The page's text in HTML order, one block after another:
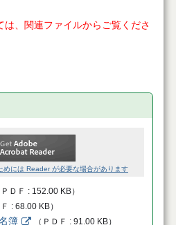
、関連ファイルからご覧くださ
めには Reader が必要な場合があります
ＰＤＦ 152.00 KB）
68.00 KB）
簿 （ ＰＤＦ 91.00 KB）